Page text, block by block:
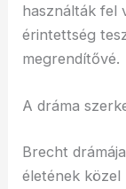
használták fel
érintettség
megrendítővé.
A dráma
Brecht
életének